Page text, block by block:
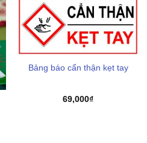
Bảng báo cẩn thận kẹt tay
69,000₫